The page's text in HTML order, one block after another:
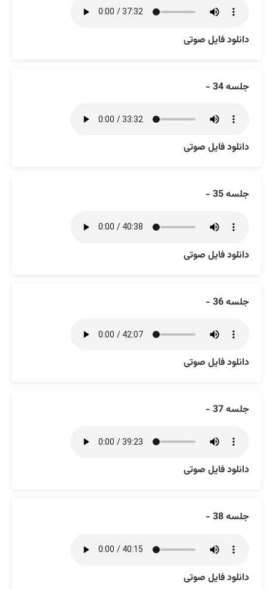
دانلود فایل صوتی
جلسه 34 -
دانلود فایل صوتی
جلسه 35 -
دانلود فایل صوتی
جلسه 36 -
دانلود فایل صوتی
جلسه 37 -
دانلود فایل صوتی
جلسه 38 -
دانلود فایل صوتی